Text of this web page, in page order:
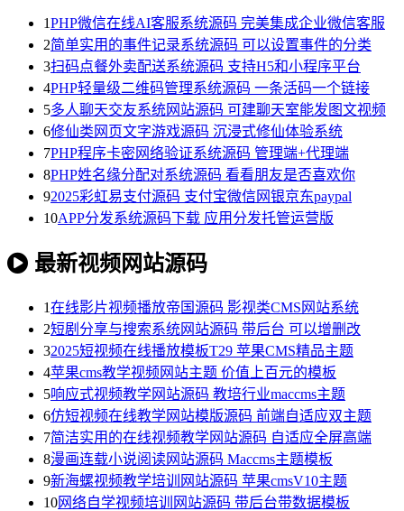
1PHP微信在线AI客服系统源码 完美集成企业微信客服
2简单实用的事件记录系统源码 可以设置事件的分类
3扫码点餐外卖配送系统源码 支持H5和小程序平台
4PHP轻量级二维码管理系统源码 一条活码一个链接
5多人聊天交友系统网站源码 可建聊天室能发图文视频
6修仙类网页文字游戏源码 沉浸式修仙体验系统
7PHP程序卡密网络验证系统源码 管理端+代理端
8PHP姓名缘分配对系统源码 看看朋友是否喜欢你
92025彩虹易支付源码 支付宝微信网银京东paypal
10APP分发系统源码下载 应用分发托管运营版
最新视频网站源码
1在线影片视频播放帝国源码 影视类CMS网站系统
2短剧分享与搜索系统网站源码 带后台 可以增删改
32025短视频在线播放模板T29 苹果CMS精品主题
4苹果cms教学视频网站主题 价值上百元的模板
5响应式视频教学网站源码 教培行业maccms主题
6仿短视频在线教学网站模版源码 前端自适应双主题
7简洁实用的在线视频教学网站源码 自适应全屏高端
8漫画连载小说阅读网站源码 Maccms主题模板
9新海螺视频教学培训网站源码 苹果cmsV10主题
10网络自学视频培训网站源码 带后台带数据模板